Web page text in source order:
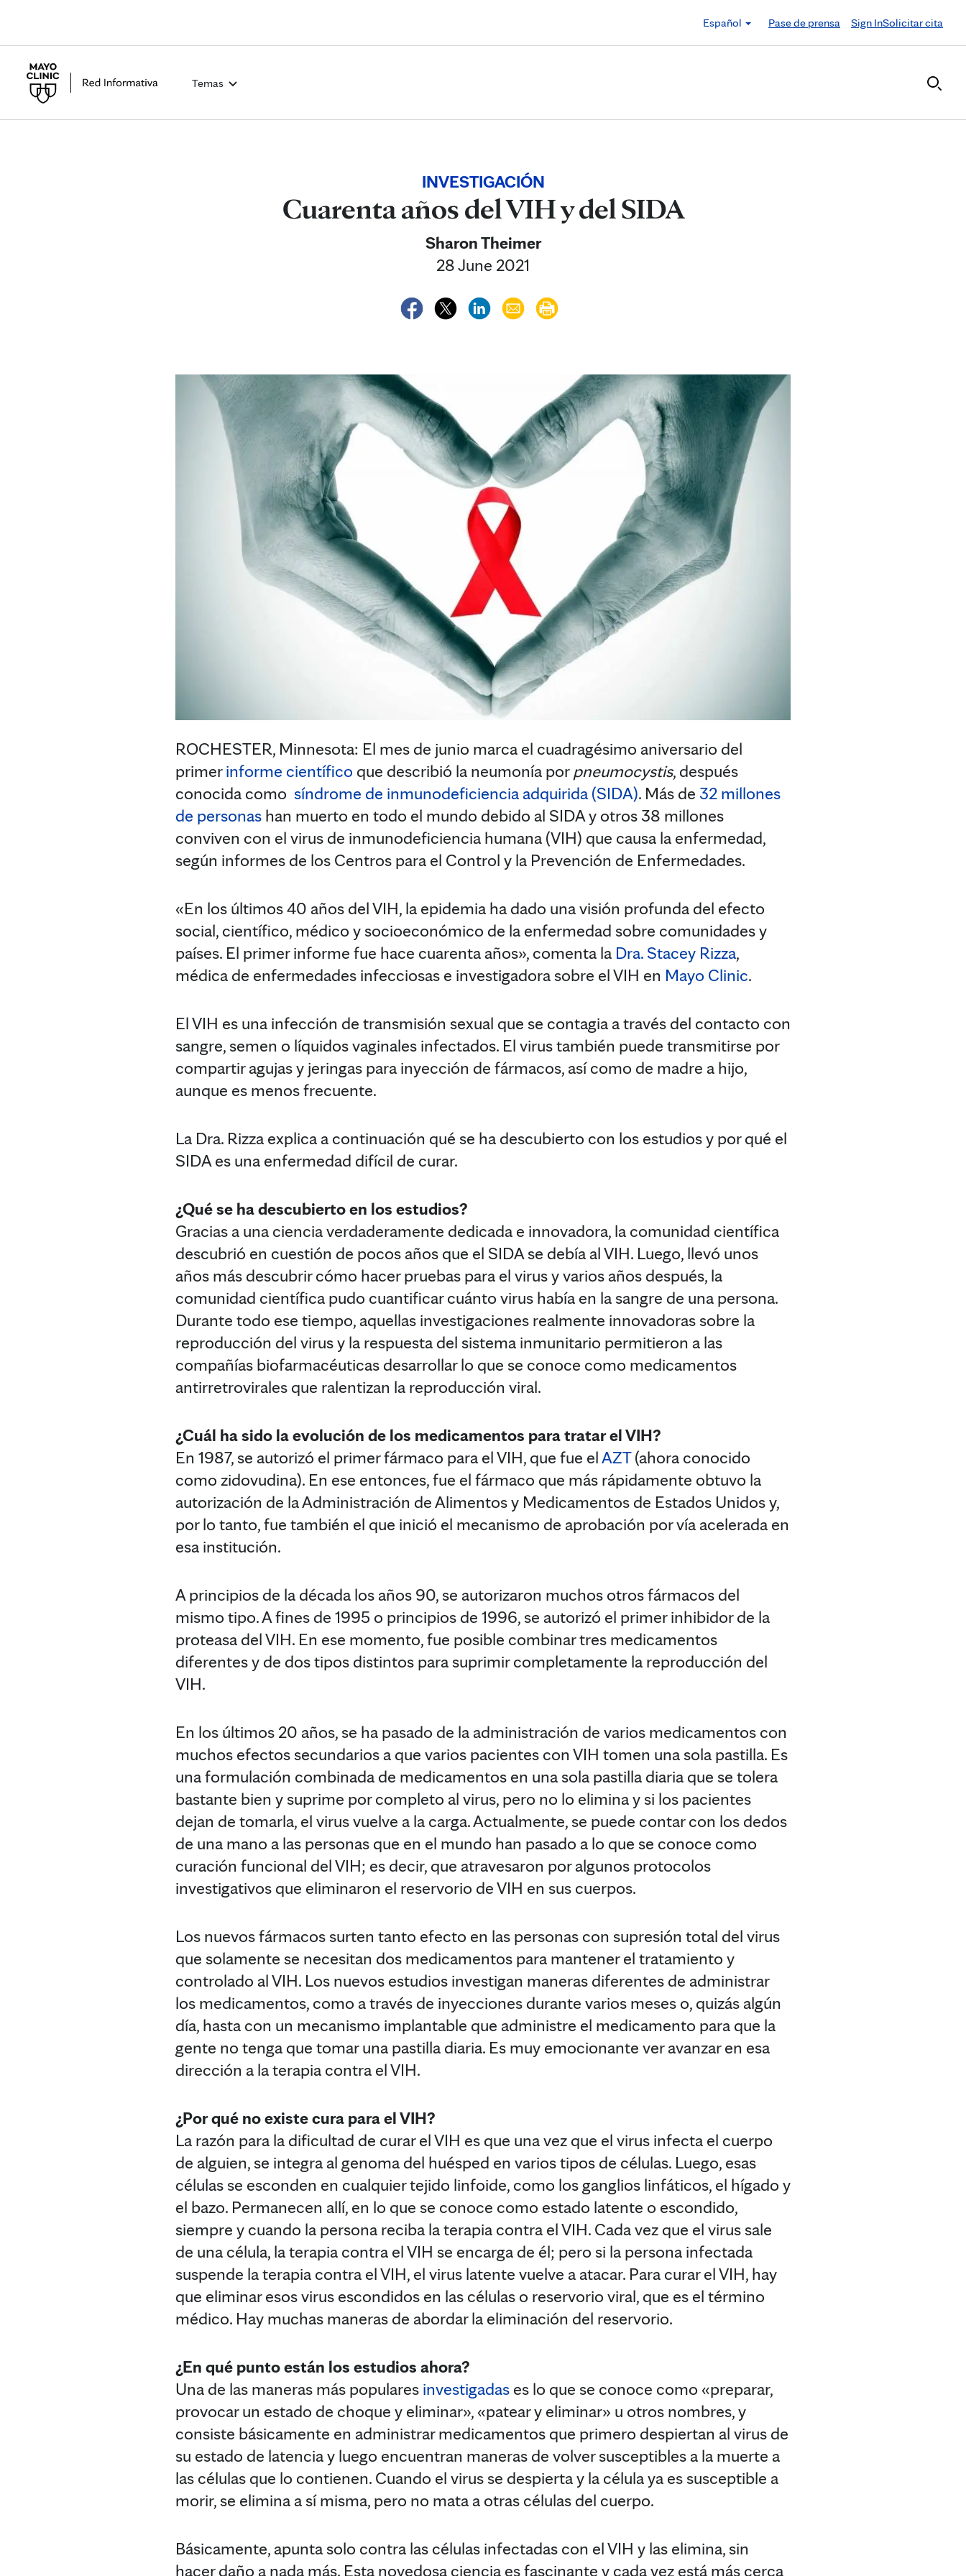
Español
Pase de prensa Sign InSolicitar cita
Temas
INVESTIGACIÓN
Cuarenta años del VIH y del SIDA
Sharon Theimer
28 June 2021
ROCHESTER, Minnesota: El mes de junio marca el cuadragésimo aniversario del
primerinforme científico que describió la neumonía porpneumocystis, después
conocida como síndrome de inmunodeficiencia adquirida (SIDA). Más de 32 millones
de personas han muerto en todo el mundo debido al SIDA y otros 38 millones
conviven con el virus de inmunodeficiencia humana (VIH) que causa la enfermedad,
según informes de los Centros para el Control y la Prevención de Enfermedades.
«En los últimos 40 años del VIH, la epidemia ha dado una visión profunda del efecto
social, científico, médico y socioeconómico de la enfermedad sobre comunidades y
países. El primer informe fue hace cuarenta años», comenta la Dra. Stacey Rizza,
médica de enfermedades infecciosas e investigadora sobre el VIH en Mayo Clinic.
El VIH es una infección de transmisión sexual que se contagia a través del contacto con
sangre, semen o líquidos vaginales infectados. El virus también puede transmitirse por
compartir agujas y jeringas para inyección de fármacos, así como de madre a hijo,
aunque es menos frecuente.
La Dra. Rizza explica a continuación qué se ha descubierto con los estudios y por qué el
SIDA es una enfermedad difícil de curar.
¿Qué se ha descubierto en los estudios?
Gracias a una ciencia verdaderamente dedicada e innovadora, la comunidad científica
descubrió en cuestión de pocos años que el SIDA se debía al VIH. Luego, llevó unos
años más descubrir cómo hacer pruebas para el virus y varios años después, la
comunidad científica pudo cuantificar cuánto virus había en la sangre de una persona.
Durante todo ese tiempo, aquellas investigaciones realmente innovadoras sobre la
reproducción del virus y la respuesta del sistema inmunitario permitieron a las
compañías biofarmacéuticas desarrollar lo que se conoce como medicamentos
antirretrovirales que ralentizan la reproducción viral.
¿Cuál ha sido la evolución de los medicamentos para tratar el VIH?
En 1987, se autorizó el primer fármaco para el VIH, que fue elAZT(ahora conocido
como zidovudina). En ese entonces, fue el fármaco que más rápidamente obtuvo la
autorización de la Administración de Alimentos y Medicamentos de Estados Unidos y,
por lo tanto, fue también el que inició el mecanismo de aprobación por vía acelerada en
esa institución.
A principios de la década los años 90, se autorizaron muchos otros fármacos del
mismo tipo. A fines de 1995 o principios de 1996, se autorizó el primer inhibidor de la
proteasa del VIH. En ese momento, fue posible combinar tres medicamentos
diferentes y de dos tipos distintos para suprimir completamente la reproducción del
VIH.
En los últimos 20 años, se ha pasado de la administración de varios medicamentos con
muchos efectos secundarios a que varios pacientes con VIH tomen una sola pastilla. Es
una formulación combinada de medicamentos en una sola pastilla diaria que se tolera
bastante bien y suprime por completo al virus, pero no lo elimina y si los pacientes
dejan de tomarla, el virus vuelve a la carga. Actualmente, se puede contar con los dedos
de una mano a las personas que en el mundo han pasado a lo que se conoce como
curación funcional del VIH; es decir, que atravesaron por algunos protocolos
investigativos que eliminaron el reservorio de VIH en sus cuerpos.
Los nuevos fármacos surten tanto efecto en las personas con supresión total del virus
que solamente se necesitan dos medicamentos para mantener el tratamiento y
controlado al VIH. Los nuevos estudios investigan maneras diferentes de administrar
los medicamentos, como a través de inyecciones durante varios meses o, quizás algún
día, hasta con un mecanismo implantable que administre el medicamento para que la
gente no tenga que tomar una pastilla diaria. Es muy emocionante ver avanzar en esa
dirección a la terapia contra el VIH.
¿Por qué no existe cura para el VIH?
La razón para la dificultad de curar el VIH es que una vez que el virus infecta el cuerpo
de alguien, se integra al genoma del huésped en varios tipos de células. Luego, esas
células se esconden en cualquier tejido linfoide, como los ganglios linfáticos, el hígado y
el bazo. Permanecen allí, en lo que se conoce como estado latente o escondido,
siempre y cuando la persona reciba la terapia contra el VIH. Cada vez que el virus sale
de una célula, la terapia contra el VIH se encarga de él; pero si la persona infectada
suspende la terapia contra el VIH, el virus latente vuelve a atacar. Para curar el VIH, hay
que eliminar esos virus escondidos en las células o reservorio viral, que es el término
médico. Hay muchas maneras de abordar la eliminación del reservorio.
¿En qué punto están los estudios ahora?
Una de las maneras más populares investigadas es lo que se conoce como «preparar,
provocar un estado de choque y eliminar», «patear y eliminar» u otros nombres, y
consiste básicamente en administrar medicamentos que primero despiertan al virus de
su estado de latencia y luego encuentran maneras de volver susceptibles a la muerte a
las células que lo contienen. Cuando el virus se despierta y la célula ya es susceptible a
morir, se elimina a sí misma, pero no mata a otras células del cuerpo.
Básicamente, apunta solo contra las células infectadas con el VIH y las elimina, sin
hacer daño a nada más. Esta novedosa ciencia es fascinante y cada vez está más cerca